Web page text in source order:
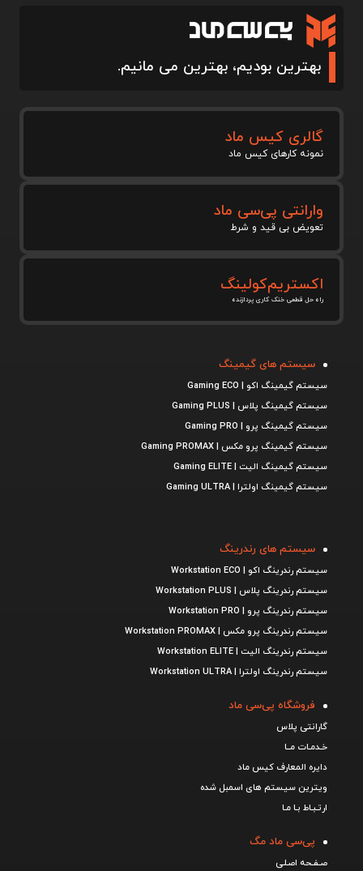
بهترین بودیم، بهترین می مانیم.
گالری کیس ماد
نمونه کارهای کیس ماد
وارانتی پی‌سی ماد
تعویض بی قید و شرط
اکستریم‌کولینگ
راه حل قطعی خنک کاری پردازنده
سیستم های گیمینگ
سیستم گیمینگ اکو | Gaming ECO
سیستم گیمینگ پلاس | Gaming PLUS
سیستم گیمینگ پرو | Gaming PRO
سیستم گیمینگ پرو مکس | Gaming PROMAX
سیستم گیمینگ الیت | Gaming ELITE
سیستم گیمینگ اولترا | Gaming ULTRA
سیستم های رندرینگ
سیستم رندرینگ اکو | Workstation ECO
سیستم رندرینگ پلاس | Workstation PLUS
سیستم رندرینگ پرو | Workstation PRO
سیستم رندرینگ پرو مکس | Workstation PROMAX
سیستم رندرینگ الیت | Workstation ELITE
سیستم رندرینگ اولترا | Workstation ULTRA
فروشگاه پی‌سی ماد
گارانتی پلاس
خـدمـات مــا
دایره المعارف کیس ماد
ویترین سیستم های اسمبل شده
ارتـبـاط بـا مـا
پی‌سی ماد مگ
صـفـحه اصـلی